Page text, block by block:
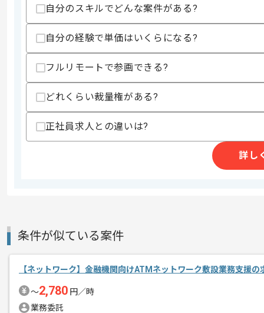
・ローコードを使用した経験
・C#やJavaを用いた開発経験
スキルに不安がある方へ
上記に似た経験やスキルをお持ちであれば申
精算・お支払い
精算条件
精算基準時間
エージェントからのコ
メント
これまでのご経験を活かしたい方にお
自分のスキルでどんな案件がある?
自分の経験で単価はいくらになる?
フルリモートで参画できる?
どれくらい裁量権がある?
正社員求人との違いは?
詳し
条件が似ている案件
【ネットワーク】金融機関向けATMネットワーク敷設業務支援の
〜2,780 円／時
業務委託